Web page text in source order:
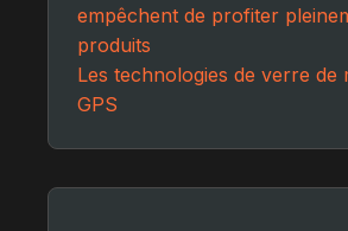
empêchent de profiter
produits
Les technologies de verre de
GPS